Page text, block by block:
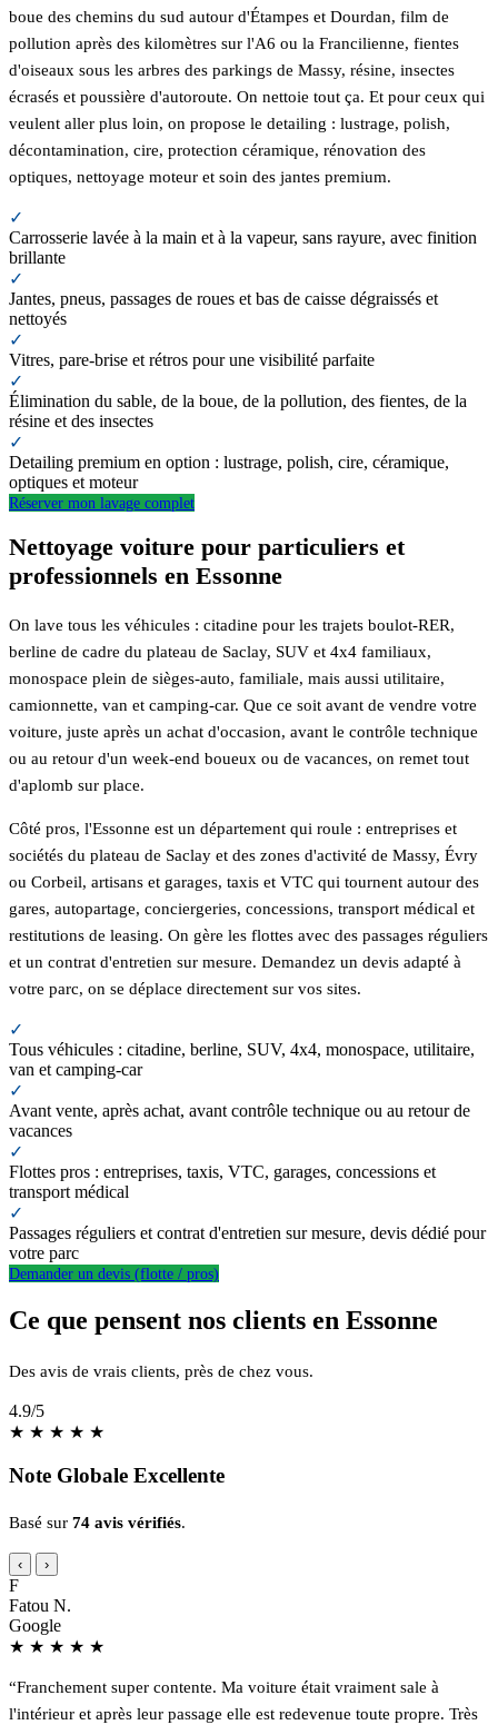
boue des chemins du sud autour d'Étampes et Dourdan, film de
pollution après des kilomètres sur l'A6 ou la Francilienne, fientes
d'oiseaux sous les arbres des parkings de Massy, résine, insectes
écrasés et poussière d'autoroute. On nettoie tout ça. Et pour ceux qui
veulent aller plus loin, on propose le detailing : lustrage, polish,
décontamination, cire, protection céramique, rénovation des
optiques, nettoyage moteur et soin des jantes premium.
✓
Carrosserie lavée à la main et à la vapeur, sans rayure, avec finition
brillante
✓
Jantes, pneus, passages de roues et bas de caisse dégraissés et
nettoyés
✓
Vitres, pare-brise et rétros pour une visibilité parfaite
✓
Élimination du sable, de la boue, de la pollution, des fientes, de la
résine et des insectes
✓
Detailing premium en option : lustrage, polish, cire, céramique,
optiques et moteur
Réserver mon lavage complet
Nettoyage voiture pour particuliers et
professionnels en Essonne
On lave tous les véhicules : citadine pour les trajets boulot-RER,
berline de cadre du plateau de Saclay, SUV et 4x4 familiaux,
monospace plein de sièges-auto, familiale, mais aussi utilitaire,
camionnette, van et camping-car. Que ce soit avant de vendre votre
voiture, juste après un achat d'occasion, avant le contrôle technique
ou au retour d'un week-end boueux ou de vacances, on remet tout
d'aplomb sur place.
Côté pros, l'Essonne est un département qui roule : entreprises et
sociétés du plateau de Saclay et des zones d'activité de Massy, Évry
ou Corbeil, artisans et garages, taxis et VTC qui tournent autour des
gares, autopartage, conciergeries, concessions, transport médical et
restitutions de leasing. On gère les flottes avec des passages réguliers
et un contrat d'entretien sur mesure. Demandez un devis adapté à
votre parc, on se déplace directement sur vos sites.
✓
Tous véhicules : citadine, berline, SUV, 4x4, monospace, utilitaire,
van et camping-car
✓
Avant vente, après achat, avant contrôle technique ou au retour de
vacances
✓
Flottes pros : entreprises, taxis, VTC, garages, concessions et
transport médical
✓
Passages réguliers et contrat d'entretien sur mesure, devis dédié pour
votre parc
Demander un devis (flotte / pros)
Ce que pensent nos clients en Essonne
Des avis de vrais clients, près de chez vous.
4.9/5
★ ★ ★ ★ ★
Note Globale Excellente
Basé sur 74 avis vérifiés.
‹ ›
F
Fatou N.
Google
★ ★ ★ ★ ★
“Franchement super contente. Ma voiture était vraiment sale à
l'intérieur et après leur passage elle est redevenue toute propre. Très